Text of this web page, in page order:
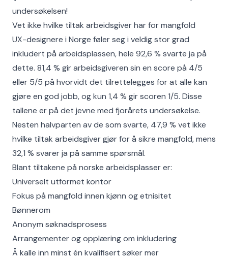
undersøkelsen!
Vet ikke hvilke tiltak arbeidsgiver har for mangfold
UX-designere i Norge føler seg i veldig stor grad
inkludert på arbeidsplassen, hele 92,6 % svarte ja på
dette. 81,4 % gir arbeidsgiveren sin en score på 4/5
eller 5/5 på hvorvidt det tilrettelegges for at alle kan
gjøre en god jobb, og kun 1,4 % gir scoren 1/5. Disse
tallene er på det jevne med fjorårets undersøkelse.
Nesten halvparten av de som svarte, 47,9 % vet ikke
hvilke tiltak arbeidsgiver gjør for å sikre mangfold, mens
32,1 % svarer ja på samme spørsmål.
Blant tiltakene på norske arbeidsplasser er:
Universelt utformet kontor
Fokus på mangfold innen kjønn og etnisitet
Bønnerom
Anonym søknadsprosess
Arrangementer og opplæring om inkludering
Å kalle inn minst én kvalifisert søker mer